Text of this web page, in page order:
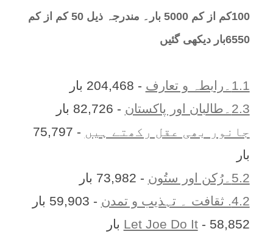
100کم از کم 5000 بار۔ مندرجہ ذیل 50 کم از کم
6550بار دیکھی گئیں
1.1۔رابطہ و تعارف
- 204,468 بار
2.3۔طالبان اور پاکستان
- 82,726 بار
جانور بھی عقل رکھتے ہیں
- 75,797
بار
5.2۔رُکن اور ستُون
- 73,982 بار
4.2. ثقافت ۔ تہذیب و تمدن
- 59,903 بار
Let Joe Do It- 58,852 بار